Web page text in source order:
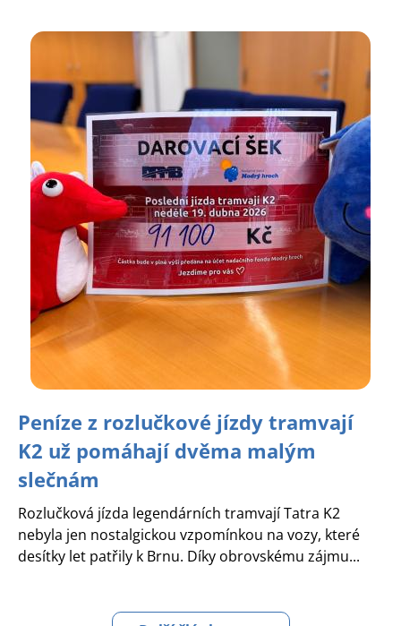
Peníze z rozlučkové jízdy tramvají
K2 už pomáhají dvěma malým
slečnám
Rozlučková jízda legendárních tramvají Tatra K2
nebyla jen nostalgickou vzpomínkou na vozy, které
desítky let patřily k Brnu. Díky obrovskému zájmu...